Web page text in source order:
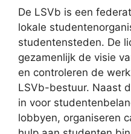
De LSVb is een
lokale
studentensteden. De
gezamenlijk de visie
en controleren de
LSVb-bestuur. Naast
in voor
lobbyen, organiseren